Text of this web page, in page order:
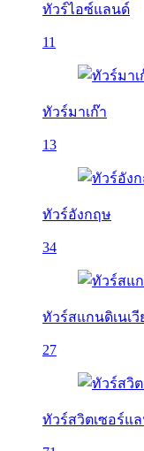
ทัวร์ไอซ์แลนด์
11
ทัวร์มาเก๊า
13
ทัวร์อังกฤษ
34
ทัวร์สแกนดิเนเวี
27
ทัวร์สวิตเซอร์แ